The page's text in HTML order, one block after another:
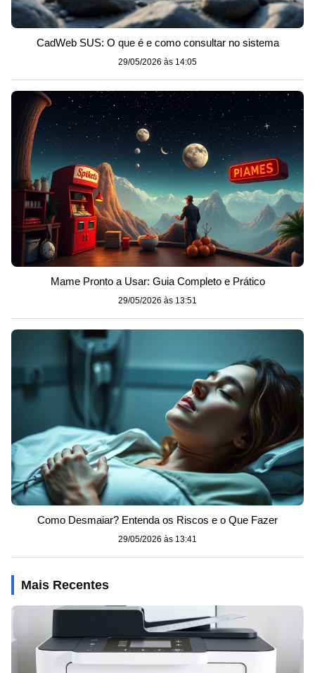
CadWeb SUS: O que é e como consultar no sistema
29/05/2026 às 14:05
Mame Pronto a Usar: Guia Completo e Prático
29/05/2026 às 13:51
Como Desmaiar? Entenda os Riscos e o Que Fazer
29/05/2026 às 13:41
Mais Recentes